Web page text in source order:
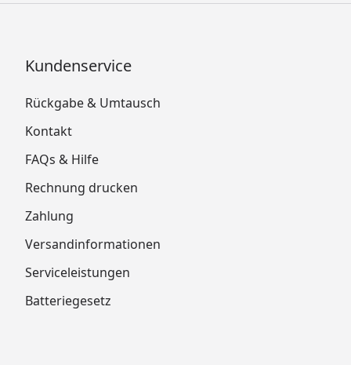
Kundenservice
Rückgabe & Umtausch
Kontakt
FAQs & Hilfe
Rechnung drucken
Zahlung
Versandinformationen
Serviceleistungen
Batteriegesetz